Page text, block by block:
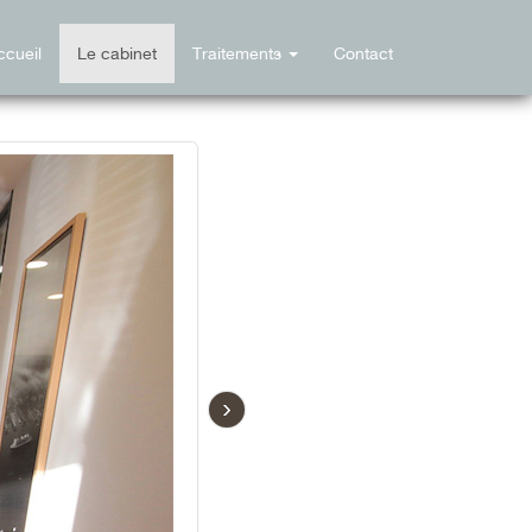
Le cabinet Traitements Contact
›